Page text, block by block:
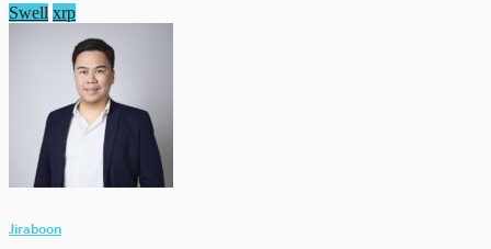
Swell xrp
Jiraboon